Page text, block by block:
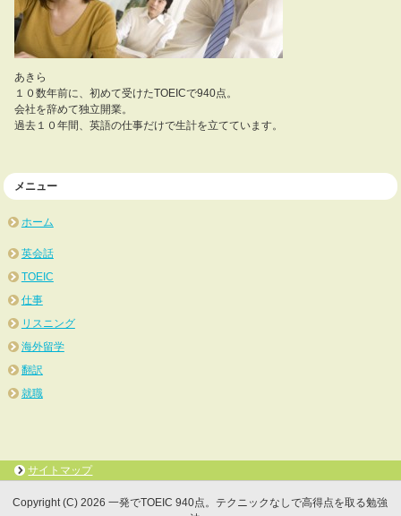
あきら
１０数年前に、初めて受けたTOEICで940点。
会社を辞めて独立開業。
過去１０年間、英語の仕事だけで生計を立てています。
メニュー
ホーム
英会話
TOEIC
仕事
リスニング
海外留学
翻訳
就職
サイトマップ
Copyright (C) 2026 一発でTOEIC 940点。テクニックなしで高得点を取る勉強